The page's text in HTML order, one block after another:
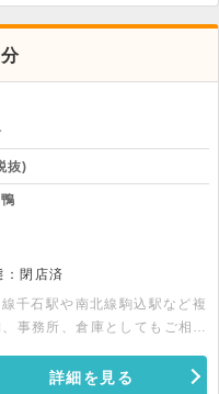
抜)
：閉店済
千石駅や南北線駒込駅など複
事務所、倉庫としてもご相談
詳細を見る